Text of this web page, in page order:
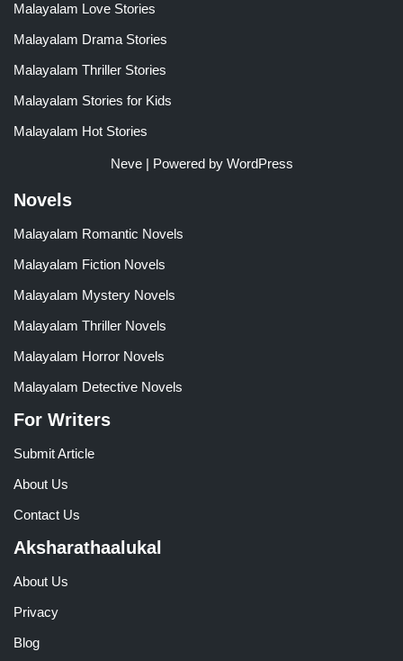
Malayalam Love Stories
Malayalam Drama Stories
Malayalam Thriller Stories
Malayalam Stories for Kids
Malayalam Hot Stories
Neve| Powered by WordPress
Novels
Malayalam Romantic Novels
Malayalam Fiction Novels
Malayalam Mystery Novels
Malayalam Thriller Novels
Malayalam Horror Novels
Malayalam Detective Novels
For Writers
Submit Article
About Us
Contact Us
Aksharathaalukal
About Us
Privacy
Blog